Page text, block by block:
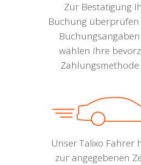
Zur Bestätigung
Buchung überprüfen
wählen Ihre
Zahlungsmethode
Unser Talixo Fahrer
zur angegebenen